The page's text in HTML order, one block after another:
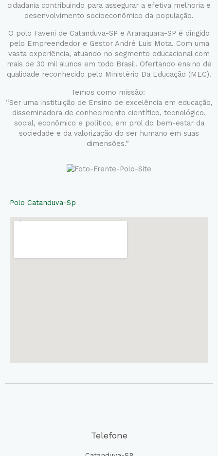
cidadania contribuindo para assegurar a efetiva melhoria e
desenvolvimento socioeconômico da população.
O polo Faveni de Catanduva-SP e Araraquara-SP é dirigido
pelo Empreendedor e Gestor André Luis Mota. Com uma
vasta experiência, atuando no segmento educacional com
mais de 30 mil alunos em todo Brasil. Ofertando ensino de
qualidade reconhecido pelo Ministério Da Educação (MEC).
Temos como missão:
“Ser uma instituição de Ensino de excelência em educação,
disseminadora de conhecimento científico, tecnológico,
social, econômico e político, em prol do bem-estar da
sociedade e da valorização do ser humano em suas
dimensões.”
Polo Catanduva-Sp
Telefone